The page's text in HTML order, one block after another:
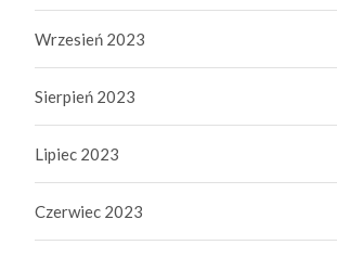
Wrzesień 2023
Sierpień 2023
Lipiec 2023
Czerwiec 2023